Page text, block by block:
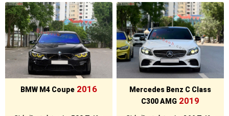
BMW M4 Coupe2016
Mercedes Benz C Class
C300 AMG 2019